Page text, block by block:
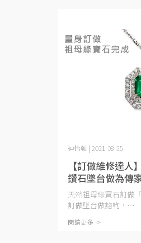
【訂做維修達人
鑽石墜台做為傳
連怡甄 | 2021-08-25
天然祖母綠寶石訂做
訂做墜台做諮詢，⋯
閱讀更多 ->